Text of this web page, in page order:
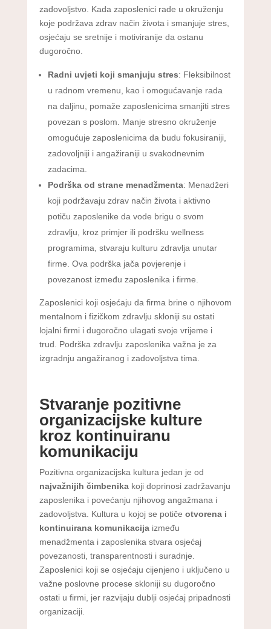
zadovoljstvo. Kada zaposlenici rade u okruženju
koje podržava zdrav način života i smanjuje stres,
osjećaju se sretnije i motiviranije da ostanu
dugoročno.
Radni uvjeti koji smanjuju stres: Fleksibilnost
u radnom vremenu, kao i omogućavanje rada
na daljinu, pomaže zaposlenicima smanjiti stres
povezan s poslom. Manje stresno okruženje
omogućuje zaposlenicima da budu fokusiraniji,
zadovoljniji i angažiraniji u svakodnevnim
zadacima.
Podrška od strane menadžmenta: Menadžeri
koji podržavaju zdrav način života i aktivno
potiču zaposlenike da vode brigu o svom
zdravlju, kroz primjer ili podršku wellness
programima, stvaraju kulturu zdravlja unutar
firme. Ova podrška jača povjerenje i
povezanost između zaposlenika i firme.
Zaposlenici koji osjećaju da firma brine o njihovom
mentalnom i fizičkom zdravlju skloniji su ostati
lojalni firmi i dugoročno ulagati svoje vrijeme i
trud. Podrška zdravlju zaposlenika važna je za
izgradnju angažiranog i zadovoljstva tima.
Stvaranje pozitivne
organizacijske kulture
kroz kontinuiranu
komunikaciju
Pozitivna organizacijska kultura jedan je od
najvažnijih čimbenikakoji doprinosi zadržavanju
zaposlenika i povećanju njihovog angažmana i
zadovoljstva. Kultura u kojoj se potiče otvorena i
kontinuirana komunikacijaizmeđu
menadžmenta i zaposlenika stvara osjećaj
povezanosti, transparentnosti i suradnje.
Zaposlenici koji se osjećaju cijenjeno i uključeno u
važne poslovne procese skloniji su dugoročno
ostati u firmi, jer razvijaju dublji osjećaj pripadnosti
organizaciji.